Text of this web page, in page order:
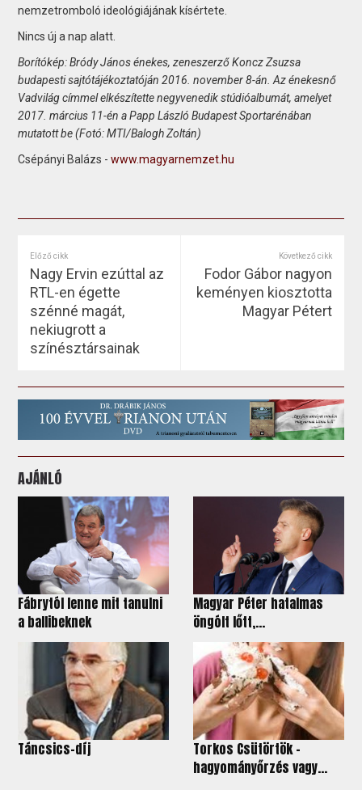
nemzetromboló ideológiájának kísértete.
Nincs új a nap alatt.
Borítókép: Bródy János énekes, zeneszerző Koncz Zsuzsa
budapesti sajtótájékoztatóján 2016. november 8-án. Az énekesnő
Vadvilág címmel elkészítette negyvenedik stúdióalbumát, amelyet
2017. március 11-én a Papp László Budapest Sportarénában
mutatott be (Fotó: MTI/Balogh Zoltán)
Csépányi Balázs -www.magyarnemzet.hu
Előző cikk
Nagy Ervin ezúttal az
RTL-en égette
szénné magát,
nekiugrott a
színésztársainak
Következő cikk
Fodor Gábor nagyon
keményen kiosztotta
Magyar Pétert
AJÁNLÓ
Fábrytól lenne mit tanulni
a ballibeknek
Magyar Péter hatalmas
öngólt lőtt,...
Táncsics-díj
Torkos Csütörtök -
hagyományőrzés vagy...